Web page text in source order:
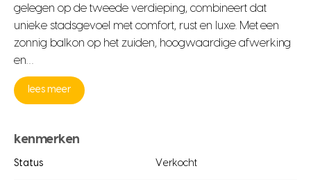
gelegen op de tweede verdieping, combineert dat
unieke stadsgevoel met comfort, rust en luxe. Met een
zonnig balkon op het zuiden, hoogwaardige afwerking
en…
lees meer
kenmerken
Status Verkocht